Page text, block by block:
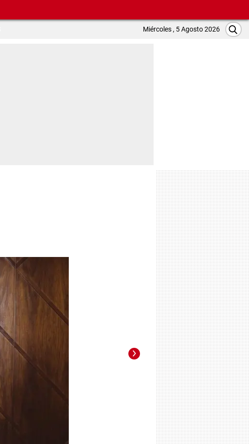
Miércoles , 5 Agosto 2026
Foto: La Prensa